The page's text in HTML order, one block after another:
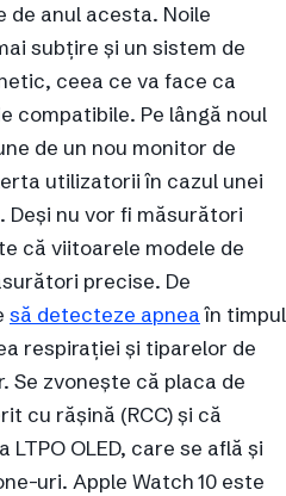
de anul acesta. Noile
subțire și un sistem de
ceea ce va face ca
compatibile. Pe lângă noul
de un nou monitor de
utilizatorii în cazul unei
Deși nu vor fi măsurători
că viitoarele modele de
precise. De
să detecteze apneaîn timpul
respirației și tiparelor de
Se zvonește că placa de
cu rășină (RCC) și că
OLED, care se află și
uri. Apple Watch 10 este